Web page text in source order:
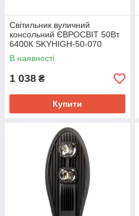
Світильник вуличний
консольний ЄВРОСВІТ 50Вт
6400К SKYHIGH-50-070
В наявності
1 038 ₴
Купити